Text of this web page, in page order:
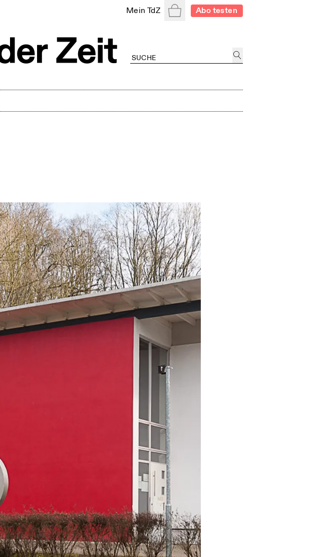
Mein TdZ WarenkorbAbo testen